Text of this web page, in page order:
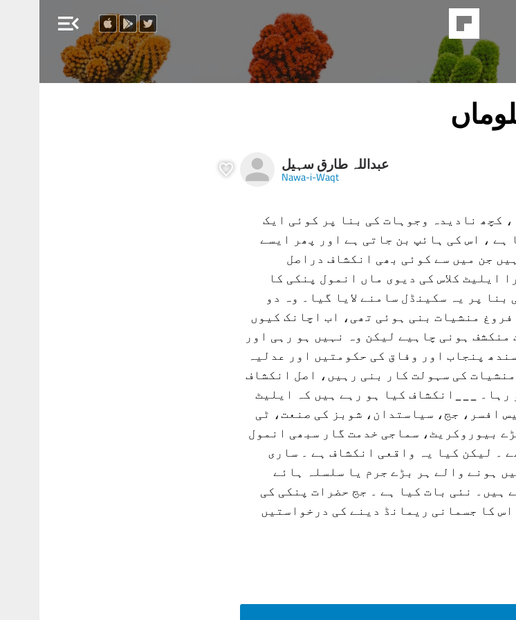
menu_open
عبداللہ طارق سہیل
Nawa-i-Waqt
کچھ نادیدہ وجوہات کی بنا پر کوئی ایک
، اس کی ہائپ بن جاتی ہے اور پھر ایسے
جن میں سے کوئی بھی انکشاف دراصل
ایلیٹ کلاس کی دیوی ماں انمول پنکی کا
پر یہ سکینڈل سامنے لایا گیا۔ وہ دو
منشیات بنی ہوئی تھی، اب اچانک کیوں
ہونی چاہیے لیکن وہ نہیں ہو رہی اور
پنجاب اور وفاق کی حکومتیں اور عدلیہ
کی سہولت کار بنی رہیں، اصل انکشاف
___انکشاف کیا ہو رہے ہیں کہ ایلیٹ
افسر، جج، سیاستدان، شوبز کی صنعت، ٹی
بیوروکریٹ، سماجی خدمت گار سبھی انمول
۔ لیکن کیا یہ واقعی انکشاف ہے ۔ ساری
ہونے والے ہر بڑے جرم یا سلسلہ ہائے
ہیں۔ نئی بات کیا ہے ۔ جج حضرات پنکی کی
کا جسمانی ریمانڈ دینے کی درخواستیں